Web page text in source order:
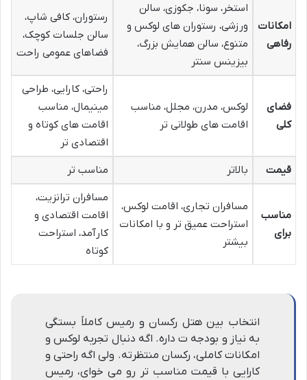
امکانات
رفاهی
استخر، سونا، جکوزی، سالن
ورزشی، رستوران های لوکس و
متنوع، سالن همایش بزرگ،
بیزینس سنتر
رستوران، کافی شاپ،
سالن جلسات کوچک،
فضاهای عمومی راحت
فضای
کلی
لوکس، مدرن، مجلل، مناسب
اقامت های طولانی تر
راحتی، کارایی، طراحی
مینیمال، مناسب
اقامت های کوتاه و
اقتصادی تر
قیمت
بالاتر مناسب تر
مناسب
برای
مسافران تجاری، اقامت لوکس،
استراحت عمیق تر و با امکانات
بیشتر
مسافران ترانزیت،
اقامت اقتصادی و
کارآمد، استراحت
کوتاه
انتخاب بین هتل رکسان و رمیس کاملاً بستگی
به نیاز و بودجه ت داره. اگه دنبال تجربه لوکس و
امکانات کاملی، رکسان منتظرته. ولی اگه راحتی و
کارایی با قیمت مناسب تر رو می خوای، رمیس